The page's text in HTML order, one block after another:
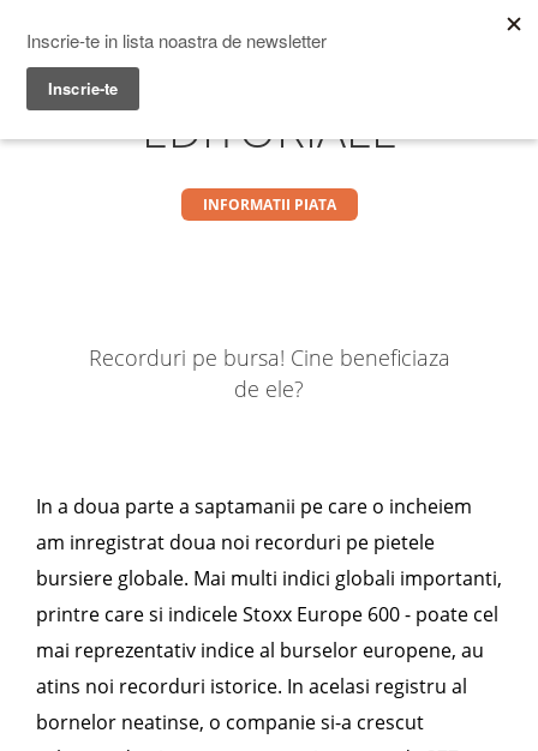
Menu
Prime Transaction
EDITORIALE
INFORMATII PIATA
Recorduri pe bursa! Cine beneficiaza
de ele?
In a doua parte a saptamanii pe care o incheiem
am inregistrat doua noi recorduri pe pietele
bursiere globale. Mai multi indici globali importanti,
printre care si indicele Stoxx Europe 600 - poate cel
mai reprezentativ indice al burselor europene, au
atins noi recorduri istorice. In acelasi registru al
bornelor neatinse, o companie si-a crescut